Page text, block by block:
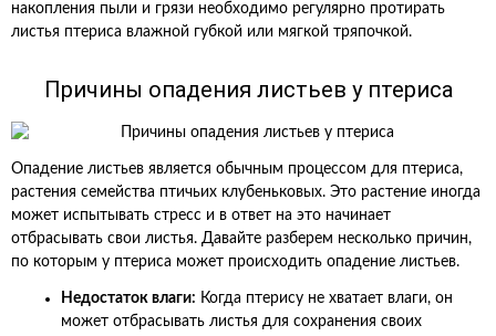
накопления пыли и грязи необходимо регулярно протирать
листья птериса влажной губкой или мягкой тряпочкой.
Причины опадения листьев у птериса
Опадение листьев является обычным процессом для птериса,
растения семейства птичьих клубеньковых. Это растение иногда
может испытывать стресс и в ответ на это начинает
отбрасывать свои листья. Давайте разберем несколько причин,
по которым у птериса может происходить опадение листьев.
Недостаток влаги: Когда птерису не хватает влаги, он
может отбрасывать листья для сохранения своих